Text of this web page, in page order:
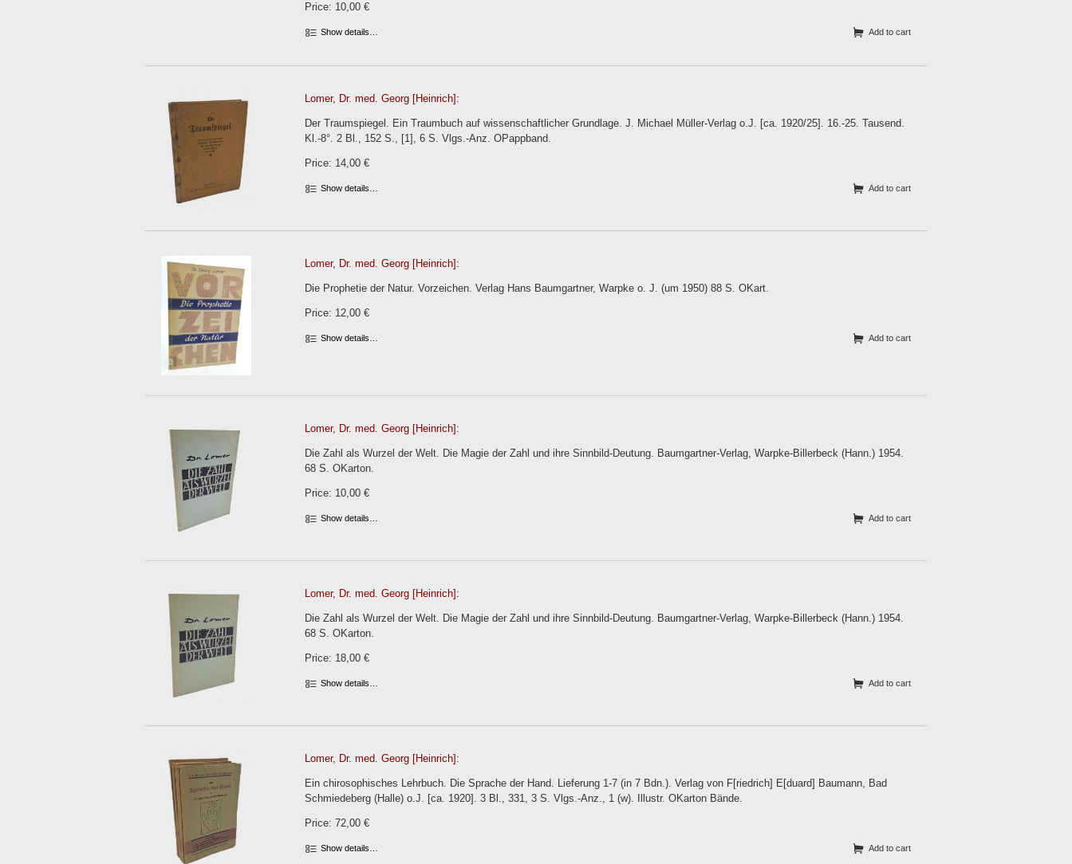
Price: 10,00 €
Show details… Add to cart
Lomer, Dr. med. Georg [Heinrich]:
Der Traumspiegel. Ein Traumbuch auf wissenschaftlicher Grundlage. J. Michael Müller-Verlag o.J. [ca. 1920/25]. 16.-25. Tausend.
Kl.-8°. 2 Bl., 152 S., [1], 6 S. Vlgs.-Anz. OPappband.
Price: 14,00 €
Show details… Add to cart
Lomer, Dr. med. Georg [Heinrich]:
Die Prophetie der Natur. Vorzeichen. Verlag Hans Baumgartner, Warpke o. J. (um 1950) 88 S. OKart.
Price: 12,00 €
Show details… Add to cart
Lomer, Dr. med. Georg [Heinrich]:
Die Zahl als Wurzel der Welt. Die Magie der Zahl und ihre Sinnbild-Deutung. Baumgartner-Verlag, Warpke-Billerbeck (Hann.) 1954.
68 S. OKarton.
Price: 10,00 €
Show details… Add to cart
Lomer, Dr. med. Georg [Heinrich]:
Die Zahl als Wurzel der Welt. Die Magie der Zahl und ihre Sinnbild-Deutung. Baumgartner-Verlag, Warpke-Billerbeck (Hann.) 1954.
68 S. OKarton.
Price: 18,00 €
Show details… Add to cart
Lomer, Dr. med. Georg [Heinrich]:
Ein chirosophisches Lehrbuch. Die Sprache der Hand. Lieferung 1-7 (in 7 Bdn.). Verlag von F[riedrich] E[duard] Baumann, Bad
Schmiedeberg (Halle) o.J. [ca. 1920]. 3 Bl., 331, 3 S. Vlgs.-Anz., 1 (w). Illustr. OKarton Bände.
Price: 72,00 €
Show details… Add to cart